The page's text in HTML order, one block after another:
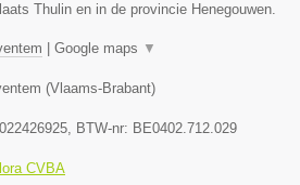
Thulin en in de provincie Henegouwen.
Google maps ▼
(Vlaams-Brabant)
022426925, BTW-nr: BE0402.712.029
CVBA